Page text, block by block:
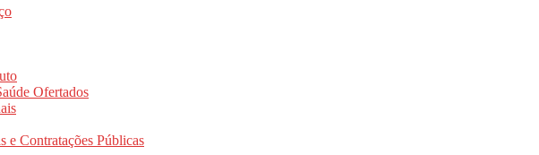
Ofertados
e Contratações Públicas